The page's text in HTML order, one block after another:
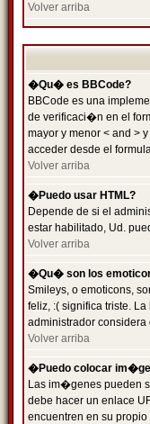
Volver arriba
�Qu� es BBCode?
BBCode es una
de verificaci�n en el
mayor y menor < and >
acceder desde el
Volver arriba
�Puedo usar HTML?
Depende de si el
estar habilitado, Ud.
Volver arriba
�Qu� son los
Smileys, o emoticons,
feliz, :( significa triste.
administrador
Volver arriba
�Puedo colocar
Las im�genes pueden
debe hacer un enlace
encuentren en su